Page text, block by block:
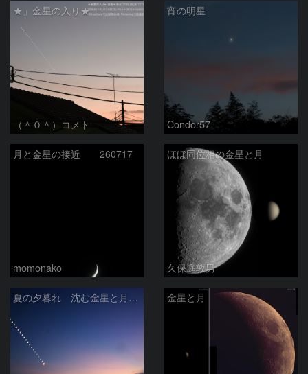
★」金星の入り★
（＾０＾）コメト
宵の明星
Condor57
月と金星の接近 260717
momonako
ほぼ同位相の金星と月
久保庭敦男
夏の夕暮れ 沈む金星と月 2026/7/20 金星と月